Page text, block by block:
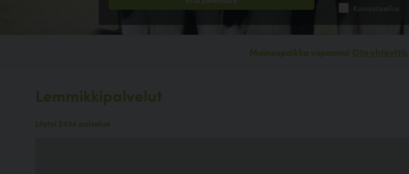
Koirasovellus
Mainospaikka vapaana! Ota yhteyttä.
Lemmikkipalvelut
Löytyi 2494 palvelua